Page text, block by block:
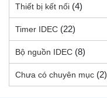
Thiết bị kết nối (4)
Timer IDEC (22)
Bộ nguồn IDEC (8)
Chưa có chuyên mục (2)